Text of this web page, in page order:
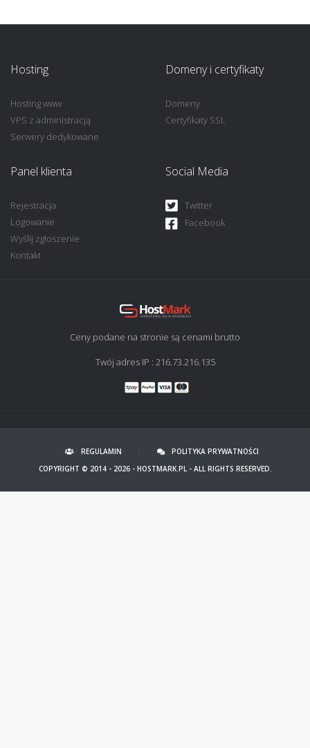
Hosting
Hosting www
VPS z administracją
Serwery dedykowane
Domeny i certyfikaty
Domeny
Certyfikaty SSL
Panel klienta
Rejestracja
Logowanie
Wyślij zgłoszenie
Kontakt
Social Media
Twitter
Facebook
Ceny podane na stronie są cenami brutto
Twój adres IP : 216.73.216.135
COPYRIGHT © 2014 - 2026 - HOSTMARK.PL - ALL RIGHTS RESERVED.
REGULAMIN POLITYKA PRYWATNOŚCI